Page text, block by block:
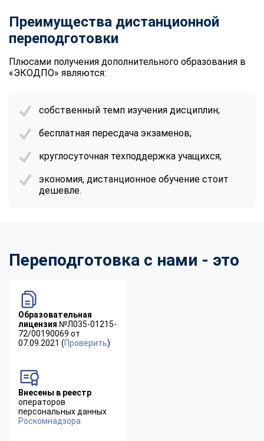
Преимущества дистанционной
переподготовки
Плюсами получения дополнительного образования в
«ЭКОДПО» являются:
собственный темп изучения дисциплин;
бесплатная пересдача экзаменов;
круглосуточная техподдержка учащихся;
экономия, дистанционное обучение стоит
дешевле.
Переподготовка с нами - это
Образовательная
лицензия №Л035-01215-
72/00190069 от
07.09.2021 (Проверить)
Внесены в реестр
операторов
персональных данных
Роскомнадзора